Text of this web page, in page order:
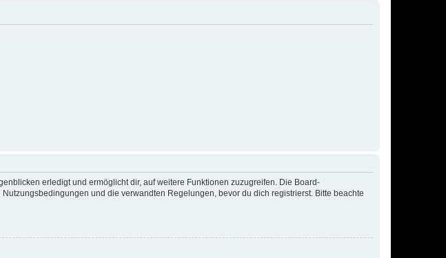
erledigt und ermöglicht dir, auf weitere Funktionen zuzugreifen. Die Board-
und die verwandten Regelungen, bevor du dich registrierst. Bitte beachte